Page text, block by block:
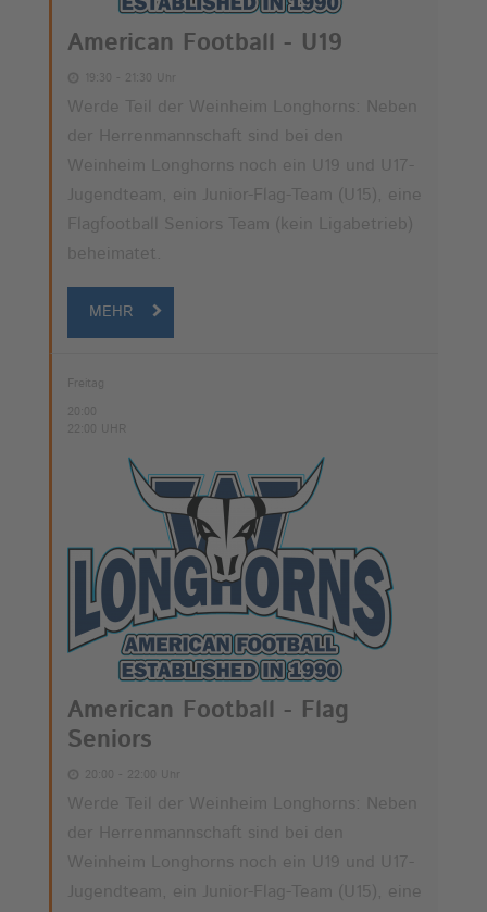
American Football - U19
19:30 - 21:30 Uhr
Werde Teil der Weinheim Longhorns: Neben
der Herrenmannschaft sind bei den
Weinheim Longhorns noch ein U19 und U17-
Jugendteam, ein Junior-Flag-Team (U15), eine
Flagfootball Seniors Team (kein Ligabetrieb)
beheimatet.
MEHR
Freitag
20:00
22:00 UHR
American Football - Flag
Seniors
20:00 - 22:00 Uhr
Werde Teil der Weinheim Longhorns: Neben
der Herrenmannschaft sind bei den
Weinheim Longhorns noch ein U19 und U17-
Jugendteam, ein Junior-Flag-Team (U15), eine